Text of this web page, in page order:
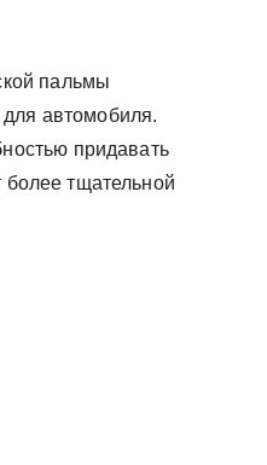
пальмы
автомобиля.
придавать
тщательной